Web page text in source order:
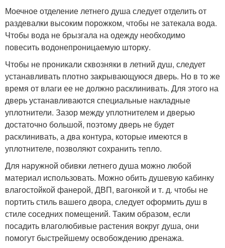
Моечное отделение летнего душа следует отделить от
раздевалки высоким порожком, чтобы не затекала вода.
Чтобы вода не брызгала на одежду необходимо
повесить водонепроницаемую шторку.
Чтобы не проникали сквозняки в летний душ, следует
устанавливать плотно закрывающуюся дверь. Но в то же
время от влаги ее не должно расклинивать. Для этого на
дверь устанавливаются специальные накладные
уплотнители. Зазор между уплотнителем и дверью
достаточно большой, поэтому дверь не будет
расклинивать, а два контура, которые имеются в
уплотнителе, позволяют сохранить тепло.
Для наружной обивки летнего душа можно любой
материал использовать. Можно обить душевую кабинку
влагостойкой фанерой, ДВП, вагонкой и т. д. чтобы не
портить стиль вашего двора, следует оформить душ в
стиле соседних помещений. Таким образом, если
посадить влаголюбивые растения вокруг душа, они
помогут быстрейшему освобождению дренажа.